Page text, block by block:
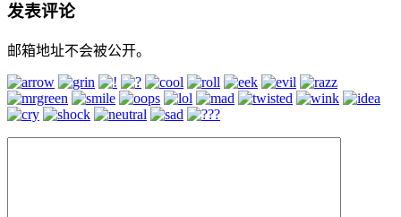
发表评论
邮箱地址不会被公开。